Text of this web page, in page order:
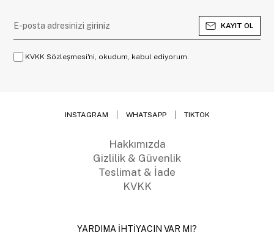
KAYIT OL
KVKK Sözleşmesi'ni, okudum, kabul ediyorum.
INSTAGRAM WHATSAPP TIKTOK
Hakkımızda
Gizlilik & Güvenlik
Teslimat & İade
KVKK
YARDIMA İHTİYACIN VAR MI?